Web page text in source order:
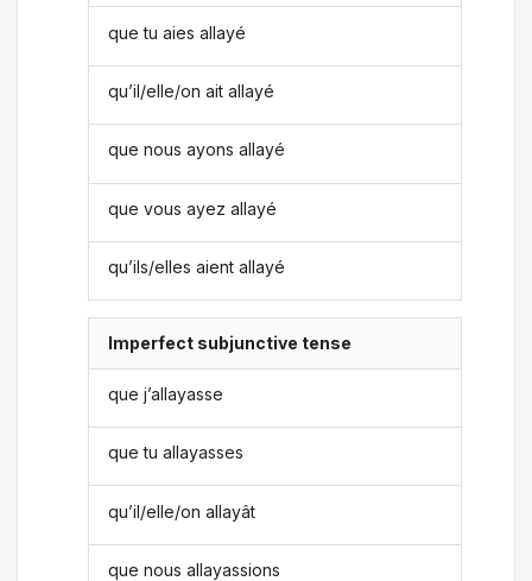
que tu aies allayé
qu’il/elle/on ait allayé
que nous ayons allayé
que vous ayez allayé
qu’ils/elles aient allayé
Imperfect subjunctive tense
que j’allayasse
que tu allayasses
qu’il/elle/on allayât
que nous allayassions